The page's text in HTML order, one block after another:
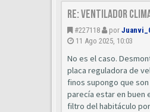
Re: Ventilador
#227118 por
11 Ago 2025, 10:03
No es el caso.
placa reguladora de
finos supongo que
parecía estar en buen
filtro del habitáculo